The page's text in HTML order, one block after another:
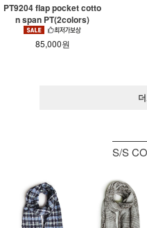
PT9204 flap pocket cotto
n span PT(2colors)
85,000원
S/S